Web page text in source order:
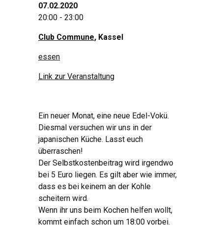
07.02.2020
20:00 - 23:00
Club Commune, Kassel
essen
Link zur Veranstaltung
Ein neuer Monat, eine neue Edel-Vokü.
Diesmal versuchen wir uns in der
japanischen Küche. Lasst euch
überraschen!
Der Selbstkostenbeitrag wird irgendwo
bei 5 Euro liegen. Es gilt aber wie immer,
dass es bei keinem an der Kohle
scheitern wird.
Wenn ihr uns beim Kochen helfen wollt,
kommt einfach schon um 18:00 vorbei.